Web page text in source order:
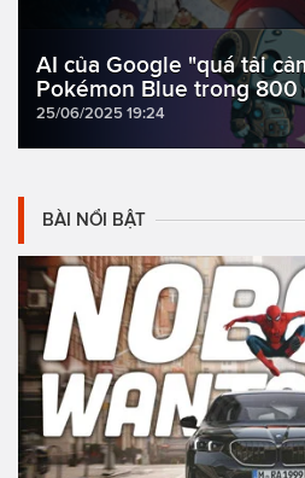
AI của Google "quá tải
Pokémon Blue trong 800
25/06/2025 19:24
BÀI NỔI BẬT